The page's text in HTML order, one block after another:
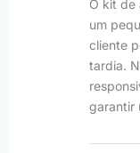
O kit de
um
cliente
tardia.
garantir